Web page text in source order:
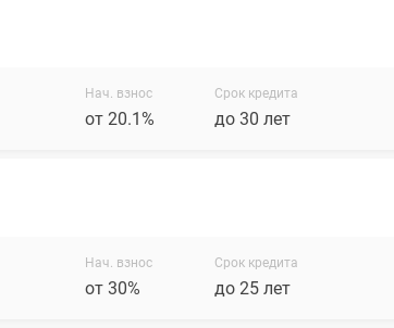
Нач. взнос
от 20.1%
Срок кредита
до 30 лет
Нач. взнос
от 30%
Срок кредита
до 25 лет